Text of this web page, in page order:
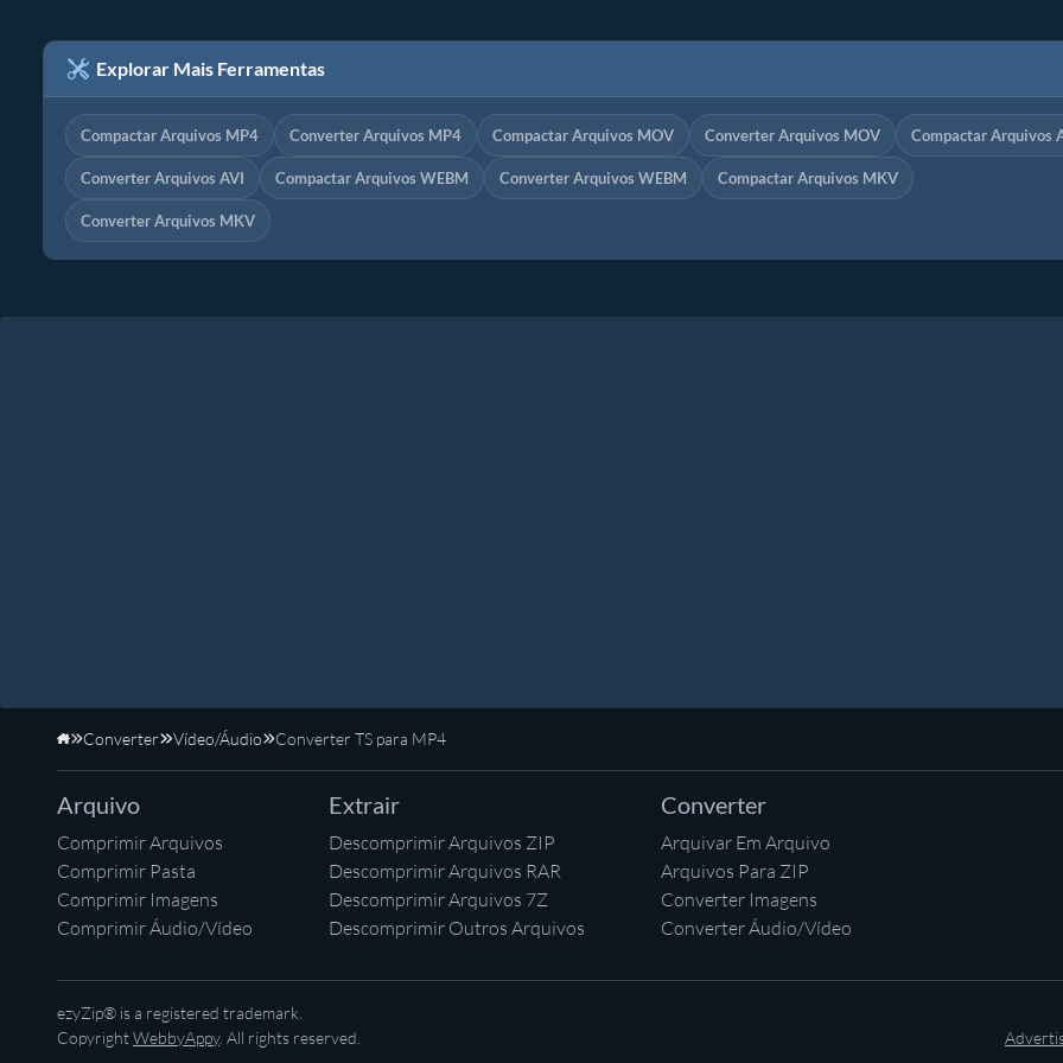
Explorar Mais Ferramentas
Compactar Arquivos MP4 Converter Arquivos MP4 Compactar Arquivos MOV Converter Arquivos MOV Compactar Arquivos
Converter Arquivos AVI Compactar Arquivos WEBM Converter Arquivos WEBM Compactar Arquivos MKV
Converter Arquivos MKV
Início
Converter Vídeo/Áudio Converter TS para MP4
Arquivo
Comprimir Arquivos
Comprimir Pasta
Comprimir Imagens
Comprimir Áudio/Vídeo
Extrair
Descomprimir Arquivos ZIP
Descomprimir Arquivos RAR
Descomprimir Arquivos 7Z
Descomprimir Outros Arquivos
Converter
Arquivar Em Arquivo
Arquivos Para ZIP
Converter Imagens
Converter Áudio/Vídeo
ezyZip® is a registered trademark.
CopyrightWebbyAppy. All rights reserved.